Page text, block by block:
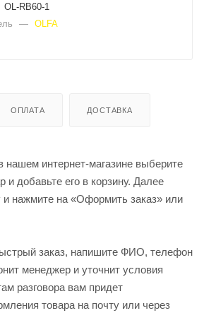
OL-RB60-1
— OLFA
ОПЛАТА ДОСТАВКА
нашем интернет-магазине выберите
и добавьте его в корзину. Далее
и нажмите на «Оформить заказ» или
заказ, напишите ФИО, телефон
менеджер и уточнит условия
разговора вам придет
товара на почту или через